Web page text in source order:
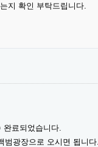
지 확인 부탁드립니다.
완료되었습니다.
범광장으로 오시면 됩니